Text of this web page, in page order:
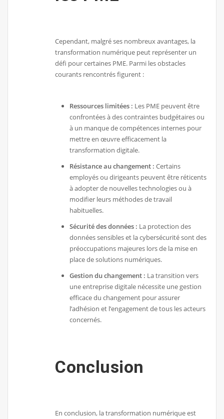
Cependant, malgré ses nombreux avantages, la
transformation numérique peut représenter un
défi pour certaines PME. Parmi les obstacles
courants rencontrés figurent :
Ressources limitées : Les PME peuvent être
confrontées à des contraintes budgétaires ou
à un manque de compétences internes pour
mettre en œuvre efficacement la
transformation digitale.
Résistance au changement : Certains
employés ou dirigeants peuvent être réticents
à adopter de nouvelles technologies ou à
modifier leurs méthodes de travail
habituelles.
Sécurité des données : La protection des
données sensibles et la cybersécurité sont des
préoccupations majeures lors de la mise en
place de solutions numériques.
Gestion du changement : La transition vers
une entreprise digitale nécessite une gestion
efficace du changement pour assurer
l’adhésion et l’engagement de tous les acteurs
concernés.
Conclusion
En conclusion, la transformation numérique est